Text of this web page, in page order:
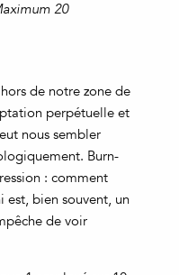
20
de notre zone de
perpétuelle et
nous sembler
Burn-
: comment
est, bien souvent, un
de voir